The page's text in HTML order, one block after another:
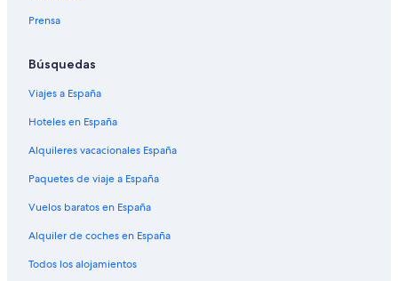
Prensa
Búsquedas
Viajes a España
Hoteles en España
Alquileres vacacionales España
Paquetes de viaje a España
Vuelos baratos en España
Alquiler de coches en España
Todos los alojamientos